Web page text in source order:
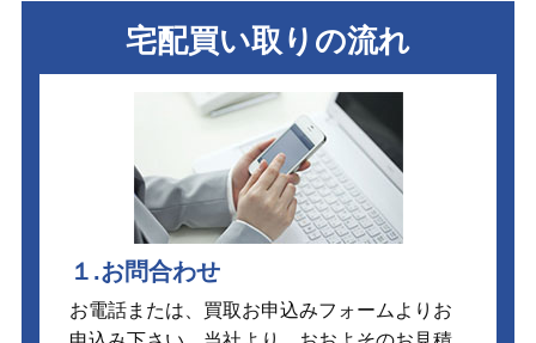
宅配買い取りの流れ
１.お問合わせ
お電話または、買取お申込みフォームよりお